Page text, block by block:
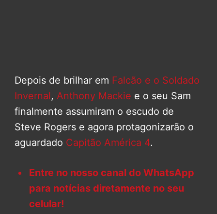
Depois de brilhar em Falcão e o Soldado
Invernal, Anthony Mackie e o seu Sam
finalmente assumiram o escudo de
Steve Rogers e agora protagonizarão o
aguardado Capitão América 4.
Entre no nosso canal do WhatsApp
para notícias diretamente no seu
celular!